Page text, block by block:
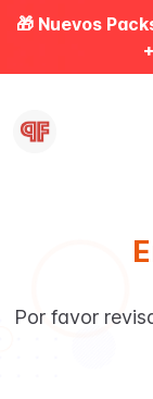
🎁 Nuevos
Por favor